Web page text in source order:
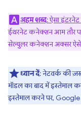
अहम शब्द: ऐसा
ईथरनेट कनेक्शन आम तौर पर
सेल्युलर कनेक्शन अक्सर ऐसे
ध्यान दें: नेटवर्क की
मॉडल का बाद में इस्तेमाल
इस्तेमाल करने पर, Google